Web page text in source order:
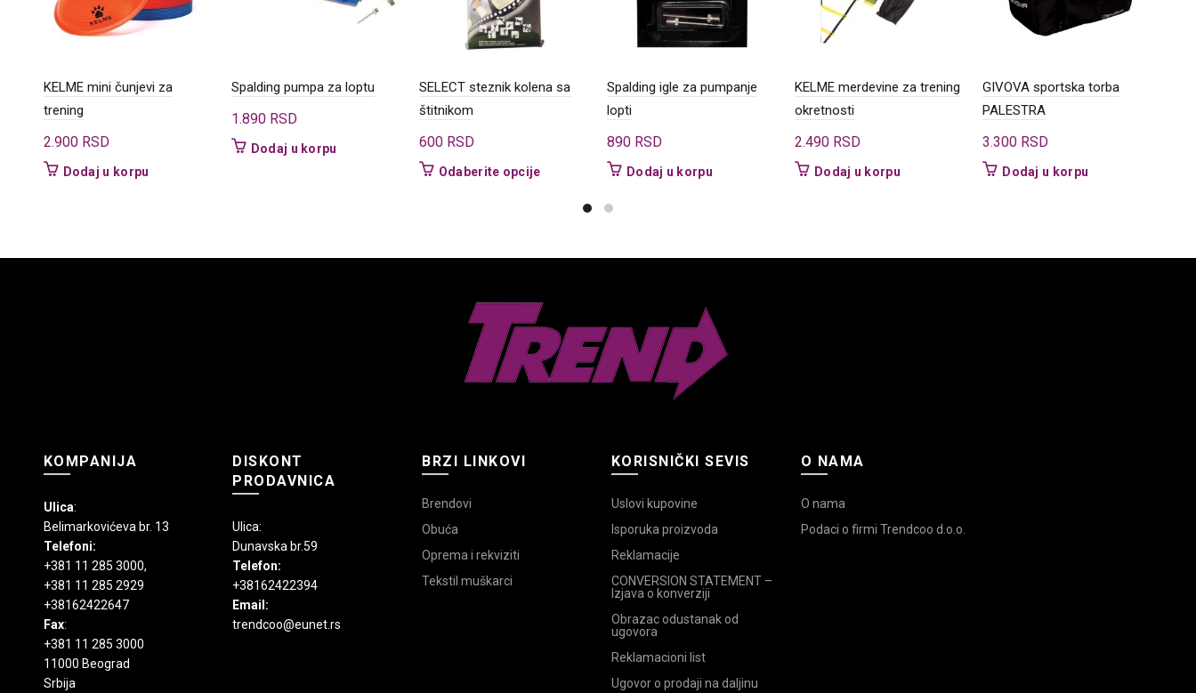
KELME mini čunjevi za
trening
2.900 RSD
Dodaj u korpu
Spalding pumpa za loptu
1.890 RSD
Dodaj u korpu
SELECT steznik kolena sa
štitnikom
600 RSD
Odaberite opcijeOvaj
biti
izabrane
na
stranici
proizvoda.
Spalding igle za pumpanje
lopti
890 RSD
Dodaj u korpu
KELME merdevine za trening
okretnosti
2.490 RSD
Dodaj u korpu
GIVOVA sportska torba
PALESTRA
3.300 RSD
Dodaj u korpu
KOMPANIJA
Ulica:
Belimarkovićeva br. 13
Telefoni:
+381 11 285 3000,
+381 11 285 2929
+38162422647
Fax:
+381 11 285 3000
11000 Beograd
Srbija
DISKONT
PRODAVNICA
Ulica:
Dunavska br.59
Telefon:
+38162422394
Email:
trendcoo@eunet.rs
BRZI LINKOVI
Brendovi
Obuća
Oprema i rekviziti
Tekstil muškarci
KORISNIČKI SEVIS
Uslovi kupovine
Isporuka proizvoda
Reklamacije
CONVERSION STATEMENT –
Izjava o konverziji
Obrazac odustanak od
ugovora
Reklamacioni list
Ugovor o prodaji na daljinu
O NAMA
O nama
Podaci o firmi Trendcoo d.o.o.